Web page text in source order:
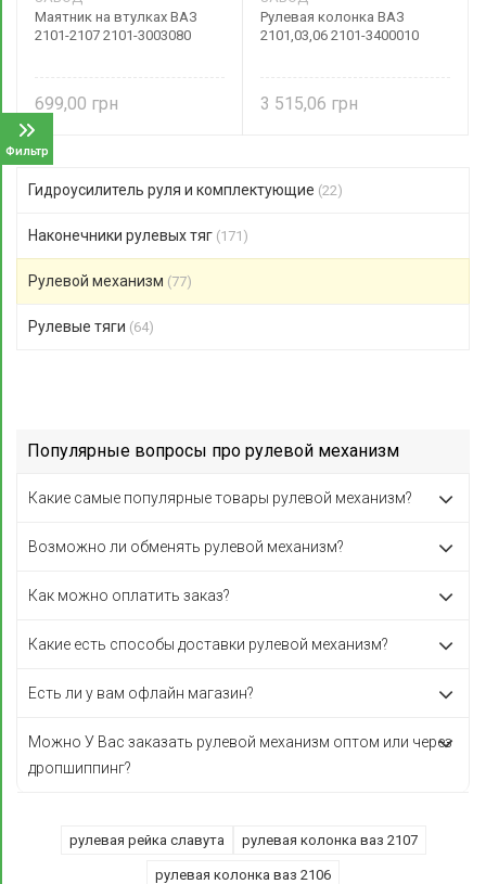
Фильтр
Маятник на втулках ВАЗ
2101-2107 2101-3003080
699,00
Рулевая колонка ВАЗ
2101,03,06 2101-3400010
3 515,06
Гидроусилитель руля и комплектующие (22)
Наконечники рулевых тяг (171)
Рулевой механизм (77)
Рулевые тяги (64)
Популярные вопросы про рулевой механизм
Какие самые популярные товары рулевой механизм?
Возможно ли обменять рулевой механизм?
Как можно оплатить заказ?
Какие есть способы доставки рулевой механизм?
Есть ли у вам офлайн магазин?
Можно У Вас заказать рулевой механизм оптом или через
дропшиппинг?
рулевая рейка славута рулевая колонка ваз 2107
рулевая колонка ваз 2106